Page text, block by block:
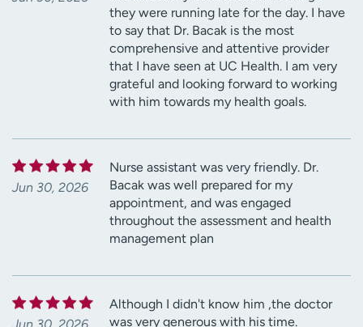
they were running late for the day. I have
to say that Dr. Bacak is the most
comprehensive and attentive provider
that I have seen at UC Health. I am very
grateful and looking forward to working
with him towards my health goals.
Jun 30, 2026
Nurse assistant was very friendly. Dr.
Bacak was well prepared for my
appointment, and was engaged
throughout the assessment and health
management plan
Jun 30, 2026
Although I didn't know him ,the doctor
was very generous with his time.